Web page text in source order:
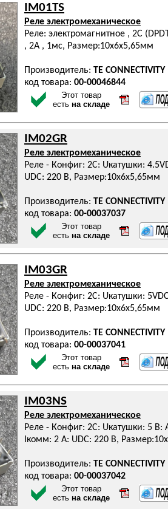
IM01TS
Реле электромеханическое
Реле: электромагнитное , 2C
, 2А , 1мс, Размер:10x6x5,65мм
Производитель: TE CONNECTIVITY
код товара: 00-00046844
Этот товар
есть на складе
IM02GR
Реле электромеханическое
Реле - Конфиг: 2C: Uкатушки:
UDC: 220 В, Размер:10x6x5,65мм
Производитель: TE CONNECTIVITY
код товара: 00-00037037
Этот товар
есть на складе
IM03GR
Реле электромеханическое
Реле - Конфиг: 2C: Uкатушки:
UDC: 220 В, Размер:10x6x5,65мм
Производитель: TE CONNECTIVITY
код товара: 00-00037041
Этот товар
есть на складе
IM03NS
Реле электромеханическое
Реле - Конфиг: 2C: Uкатушки: 5 В:
Iкомм: 2 А: UDC: 220 В,
Производитель: TE CONNECTIVITY
код товара: 00-00037042
Этот товар
есть на складе